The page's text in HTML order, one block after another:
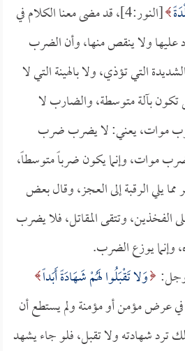
[النور:4]، قد مضى معنا الكلام في
عليها ولا ينقص منها، وأن الضرب
التي تؤذي، ولا بالهينة التي لا
تكون بآلة متوسطة، والضارب لا
موات، يعني: لا يضرب ضرب
موات، وإنما يكون ضرباً متوسطاً،
يلي الرقبة إلى العجز، وقال بعض
وتتقى المقاتل، فلا يضرب
وإنما يوزع الضرب.
وجل: وَلا تَقْبَلُوا لَهُمْ شَهَادَةً أَبَداً
في عرض مؤمن أو مؤمنة ولم يستطع أن
ترد شهادته ولا تقبل، فلو جاء يشهد